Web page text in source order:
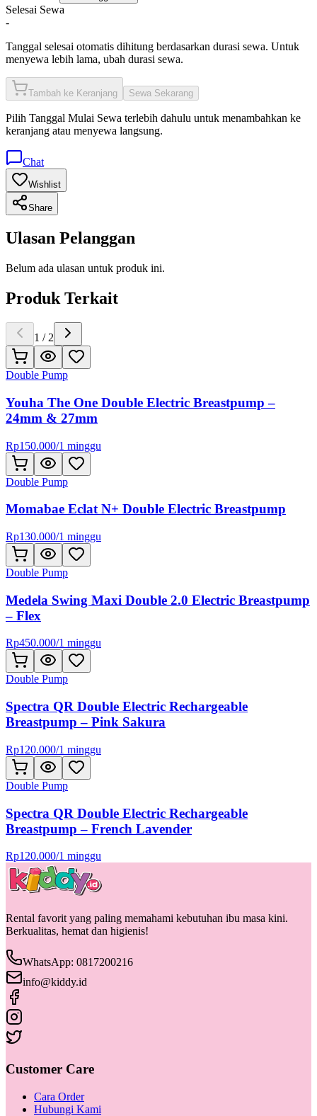
Selesai Sewa
-
Tanggal selesai otomatis dihitung berdasarkan durasi sewa. Untuk
menyewa lebih lama, ubah durasi sewa.
Tambah ke Keranjang Sewa Sekarang
Pilih Tanggal Mulai Sewa terlebih dahulu untuk menambahkan ke
keranjang atau menyewa langsung.
Chat
Wishlist
Share
Ulasan Pelanggan
Belum ada ulasan untuk produk ini.
Produk Terkait
1 / 2
Double Pump
Youha The One Double Electric Breastpump –
24mm & 27mm
Rp150.000/1 minggu
Double Pump
Momabae Eclat N+ Double Electric Breastpump
Rp130.000/1 minggu
Double Pump
Medela Swing Maxi Double 2.0 Electric Breastpump
– Flex
Rp450.000/1 minggu
Double Pump
Spectra QR Double Electric Rechargeable
Breastpump – Pink Sakura
Rp120.000/1 minggu
Double Pump
Spectra QR Double Electric Rechargeable
Breastpump – French Lavender
Rp120.000/1 minggu
Rental favorit yang paling memahami kebutuhan ibu masa kini.
Berkualitas, hemat dan higienis!
WhatsApp: 0817200216
info@kiddy.id
Customer Care
Cara Order
Hubungi Kami